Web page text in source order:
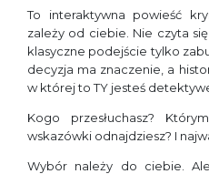
To interaktywna powieść
zależy od ciebie. Nie czyta
klasyczne podejście tylko
decyzja ma znaczenie, a
w której to TY jesteś
Kogo przesłuchasz?
wskazówki odnajdziesz? I
Wybór należy do ciebie.